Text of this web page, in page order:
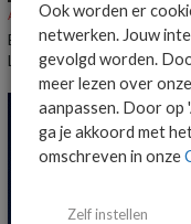
ALGEMEEN IT NIEUWS NIEUWS
Everpure benoemt Craig
LatAm
Ook worden er
netwerken. Jouw
gevolgd worden.
meer lezen over
aanpassen. Door op
ga je akkoord met
omschreven in onze
Zelf instellen